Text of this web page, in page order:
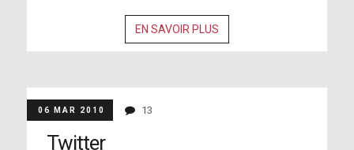
EN SAVOIR PLUS
06 MAR 2010 13
Twitter